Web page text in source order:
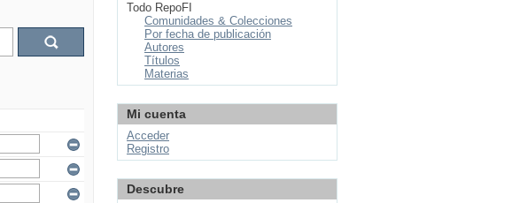
Todo RepoFI
Comunidades & Colecciones
Por fecha de publicación
Autores
Títulos
Materias
Mi cuenta
Acceder
Registro
Descubre